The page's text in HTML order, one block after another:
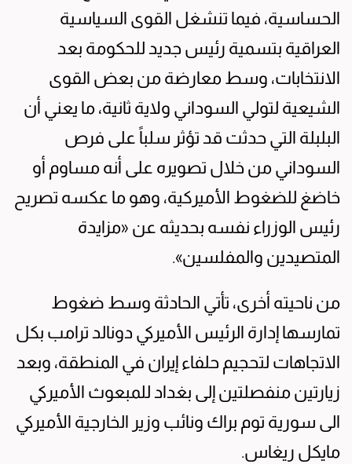
الحساسية، فيما تنشغل القوى السياسية
العراقية بتسمية رئيس جديد للحكومة بعد
الانتخابات، وسط معارضة من بعض القوى
الشيعية لتولي السوداني ولاية ثانية، ما يعني أن
البلبلة التي حدثت قد تؤثر سلباً على فرص
السوداني من خلال تصويره على أنه مساوم أو
خاضغ للضغوط الأميركية، وهو ما عكسه تصريح
رئيس الوزراء نفسه بحديثه عن «مزايدة
المتصيدين والمفلسين».
من ناحيته أخرى، تأتي الحادثة وسط ضغوط
تمارسها إدارة الرئيس الأميركي دونالد ترامب بكل
الاتجاهات لتحجيم حلفاء إيران في المنطقة، وبعد
زيارتين منفصلتين إلى بغداد للمبعوث الأميركي
الى سورية توم براك ونائب وزير الخارجية الأميركي
مايكل ريغاس.